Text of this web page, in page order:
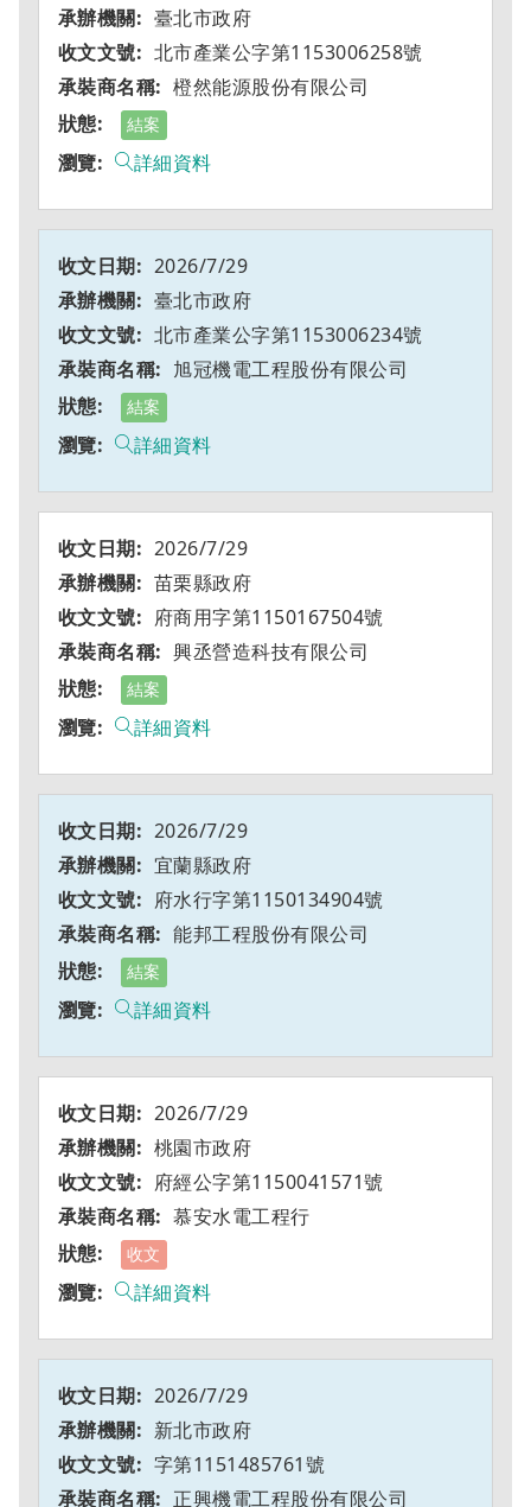
臺北市政府
北市產業公字第1153006258號
橙然能源股份有限公司
結案
詳細資料
2026/7/29
臺北市政府
北市產業公字第1153006234號
旭冠機電工程股份有限公司
結案
詳細資料
2026/7/29
苗栗縣政府
府商用字第1150167504號
興丞營造科技有限公司
結案
詳細資料
2026/7/29
宜蘭縣政府
府水行字第1150134904號
能邦工程股份有限公司
結案
詳細資料
2026/7/29
桃園市政府
府經公字第1150041571號
慕安水電工程行
收文
詳細資料
2026/7/29
新北市政府
字第1151485761號
正興機電工程股份有限公司